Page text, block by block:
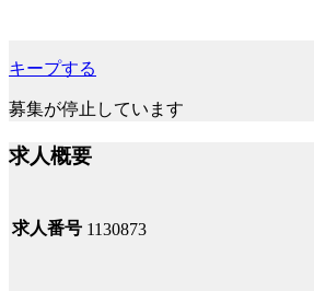
キープする
募集が停止しています
求人概要
求人番号 1130873